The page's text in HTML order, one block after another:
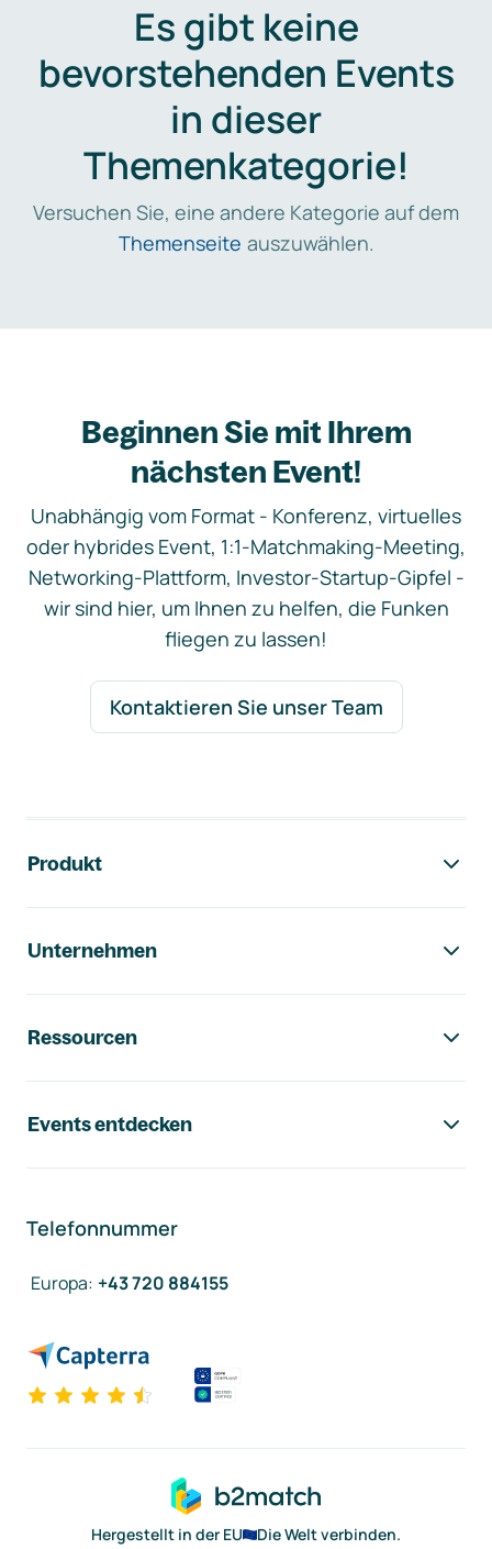
Es gibt keine
bevorstehenden Events
in dieser
Themenkategorie!
Versuchen Sie, eine andere Kategorie auf dem
Themenseite auszuwählen.
Beginnen Sie mit Ihrem
nächsten Event!
Unabhängig vom Format - Konferenz, virtuelles
oder hybrides Event, 1:1-Matchmaking-Meeting,
Networking-Plattform, Investor-Startup-Gipfel -
wir sind hier, um Ihnen zu helfen, die Funken
fliegen zu lassen!
Kontaktieren Sie unser Team
Produkt
Unternehmen
Ressourcen
Events entdecken
Telefonnummer
Europa: +43 720 884155
Hergestellt in der EU
Die Welt verbinden.